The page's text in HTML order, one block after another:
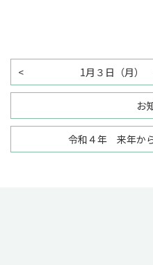
1月３日（月）
お
令和４年 来年か